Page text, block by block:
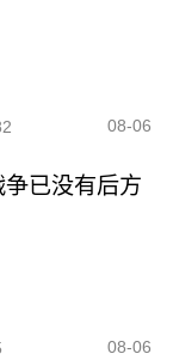
08-06
已没有后方
08-06